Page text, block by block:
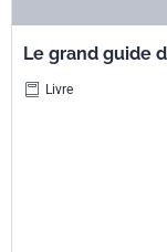
Le grand guide
humain - Vers
- L'évaluation
Livre